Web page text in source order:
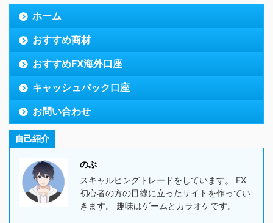
ホーム
おすすめ商材
おすすめFX海外口座
キャッシュバック口座
お問い合わせ
自己紹介
のぶ
スキャルピングトレードをしています。 FX
初心者の方の目線に立ったサイトを作ってい
きます。 趣味はゲームとカラオケです。